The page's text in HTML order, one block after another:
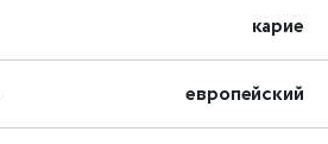
карие
европейский